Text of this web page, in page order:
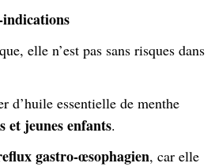
elle n’est pas sans risques dans
d’huile essentielle de menthe
et jeunes enfants.
gastro-œsophagien, car elle